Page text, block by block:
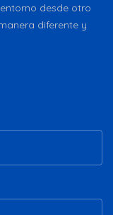
desde otro
diferente y